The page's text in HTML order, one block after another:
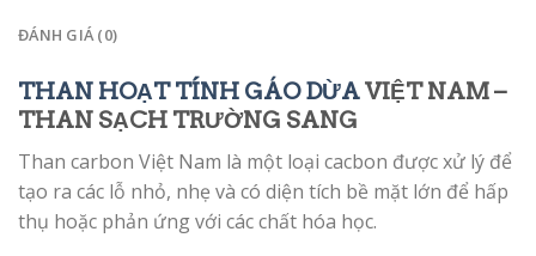
ĐÁNH GIÁ (0)
THAN HOẠT TÍNH GÁO DỪAVIỆT NAM –
THAN SẠCH TRƯỜNG SANG
Than carbon Việt Nam là một loại cacbon được xử lý để
tạo ra các lỗ nhỏ, nhẹ và có diện tích bề mặt lớn để hấp
thụ hoặc phản ứng với các chất hóa học.